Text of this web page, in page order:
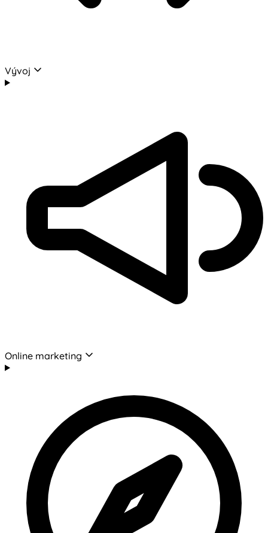
Vývoj
Online marketing